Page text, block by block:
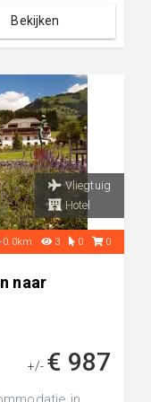
Bekijken
Vliegtuig
Hotel
3 0 0
naar
+/- € 987